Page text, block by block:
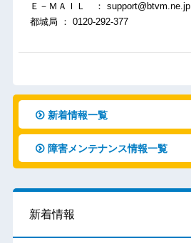
Ｅ－ＭＡＩＬ ： support@btvm.ne.jp
都城局 ： 0120-292-377
新着情報一覧
障害メンテナンス情報一覧
新着情報